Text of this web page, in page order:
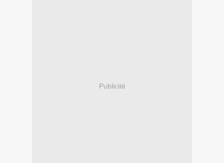
Publicité